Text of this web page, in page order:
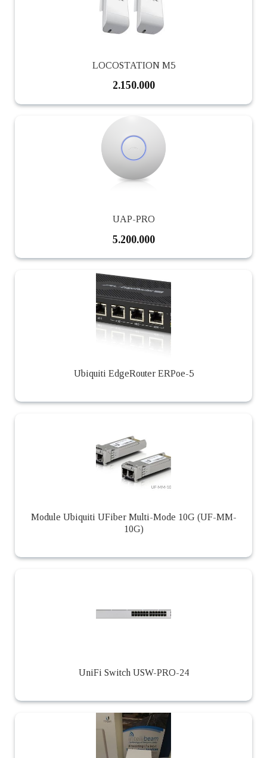
LOCOSTATION M5
2.150.000
UAP-PRO
5.200.000
Ubiquiti EdgeRouter ERPoe-5
Module Ubiquiti UFiber Multi-Mode 10G (UF-MM-
10G)
UniFi Switch USW-PRO-24